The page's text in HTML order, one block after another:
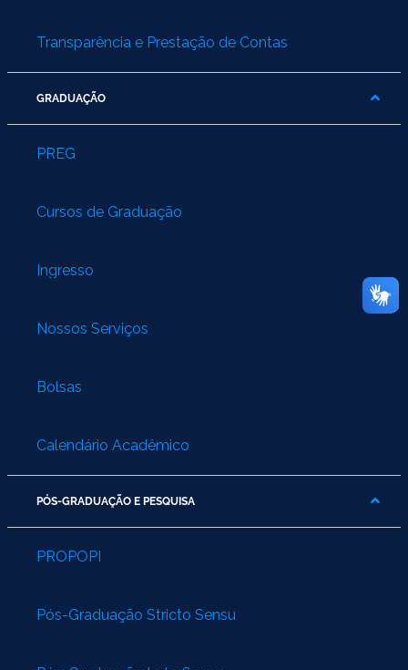
Transparência e Prestação de Contas
GRADUAÇÃO
PREG
Cursos de Graduação
Ingresso
Nossos Serviços
Bolsas
Calendário Acadêmico
PÓS-GRADUAÇÃO E PESQUISA
PROPOPI
Pós-Graduação Stricto Sensu